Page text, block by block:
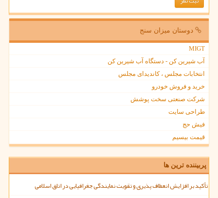
دوستان میزان سنج
MIGT
آب شیرین کن - دستگاه آب شیرین کن
انتخابات مجلس ، کاندیدای مجلس
خرید و فروش خودرو
شرکت صنعتی سخت پوشش
طراحی سایت
فیش حج
قیمت بیسیم
پربیننده ترین ها
تأکید بر افزایش انعطاف پذیری و تقویت نمایندگی جغرافیایی در اتاق اسلامی